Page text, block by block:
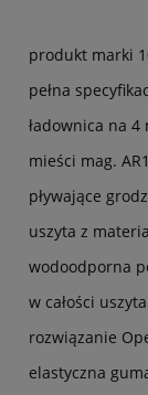
produkt marki
pełna
ładownica na 4
mieści mag.
pływające
uszyta z
wodoodporna
w całości
rozwiązanie
elastyczna